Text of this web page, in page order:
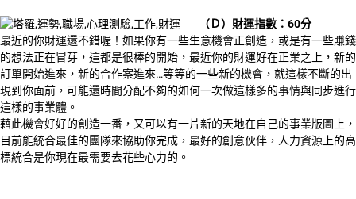
（Ｄ）財運指數：60分
最近的你財運還不錯喔！如果你有一些生意機會正創造，或是有一些賺錢
的想法正在冒芽，這都是很棒的開始，最近你的財運好在正業之上，新的
訂單開始進來，新的合作案進來…等等的一些新的機會，就這樣不斷的出
現到你面前，可能還時間分配不夠的如何一次做這樣多的事情與同步進行
這樣的事業體。
藉此機會好好的創造一番，又可以有一片新的天地在自己的事業版圖上，
目前能統合最佳的團隊來協助你完成，最好的創意伙伴，人力資源上的高
標統合是你現在最需要去花些心力的。